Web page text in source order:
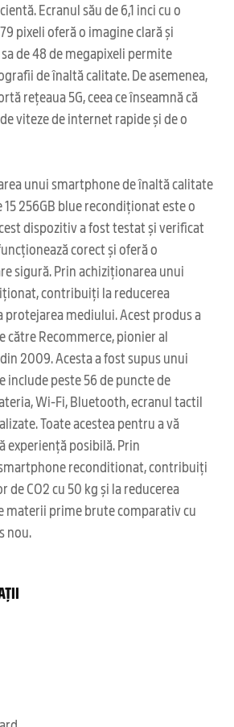
Ecranul său de 6,1 inci cu o
pixeli oferă o imagine clară și
de 48 de megapixeli permite
de înaltă calitate. De asemenea,
rețeaua 5G, ceea ce înseamnă că
viteze de internet rapide și de o
unui smartphone de înaltă calitate
256GB blue recondiționat este o
dispozitiv a fost testat și verificat
corect și oferă o
sigură. Prin achiziționarea unui
contribuiți la reducerea
protejarea mediului. Acest produs a
Recommerce, pionier al
2009. Acesta a fost supus unui
peste 56 de puncte de
Wi-Fi, Bluetooth, ecranul tactil
Toate acestea pentru a vă
experiență posibilă. Prin
reconditionat, contribuiți
de CO2 cu 50 kg și la reducerea
materii prime brute comparativ cu
nou.